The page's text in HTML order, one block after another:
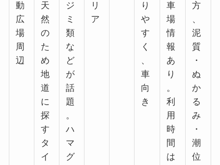
動
広
場
周
辺
天
然
の
た
め
地
道
に
探
す
タ
イ
ジ
ミ
類
な
ど
が
話
題
。
ハ
マ
グ
リ
ア
り
や
す
く
、
車
向
き
車
場
情
報
あ
り
。
利
用
時
間
は
方
、
泥
質
・
ぬ
か
る
み
・
潮
位